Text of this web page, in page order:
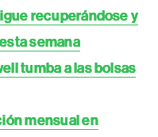
recuperándose y
semana
tumba a las bolsas
mensual en